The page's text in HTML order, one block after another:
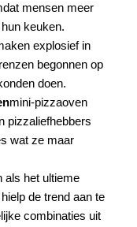
mensen meer
keuken.
explosief in
begonnen op
doen.
mini-pizzaoven
pizzaliefhebbers
wat ze maar
als het ultieme
de trend aan te
combinaties uit